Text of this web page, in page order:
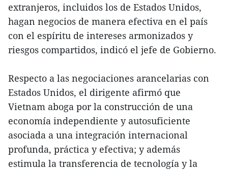
extranjeros, incluidos los de Estados Unidos,
hagan negocios de manera efectiva en el país
con el espíritu de intereses armonizados y
riesgos compartidos, indicó el jefe de Gobierno.
Respecto a las negociaciones arancelarias con
Estados Unidos, el dirigente afirmó que
Vietnam aboga por la construcción de una
economía independiente y autosuficiente
asociada a una integración internacional
profunda, práctica y efectiva; y además
estimula la transferencia de tecnología y la